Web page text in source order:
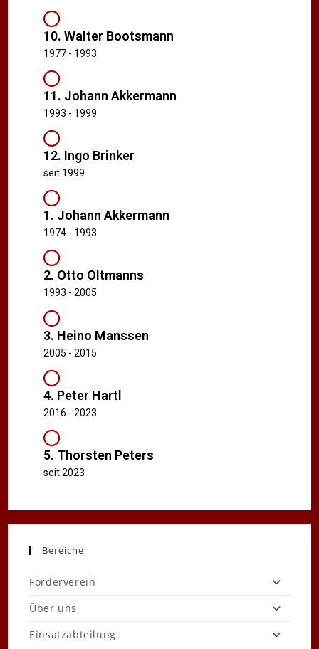
10. Walter Bootsmann
1977 - 1993
11. Johann Akkermann
1993 - 1999
12. Ingo Brinker
seit 1999
1. Johann Akkermann
1974 - 1993
2. Otto Oltmanns
1993 - 2005
3. Heino Manssen
2005 - 2015
4. Peter Hartl
2016 - 2023
5. Thorsten Peters
seit 2023
Bereiche
Förderverein
Über uns
Einsatzabteilung